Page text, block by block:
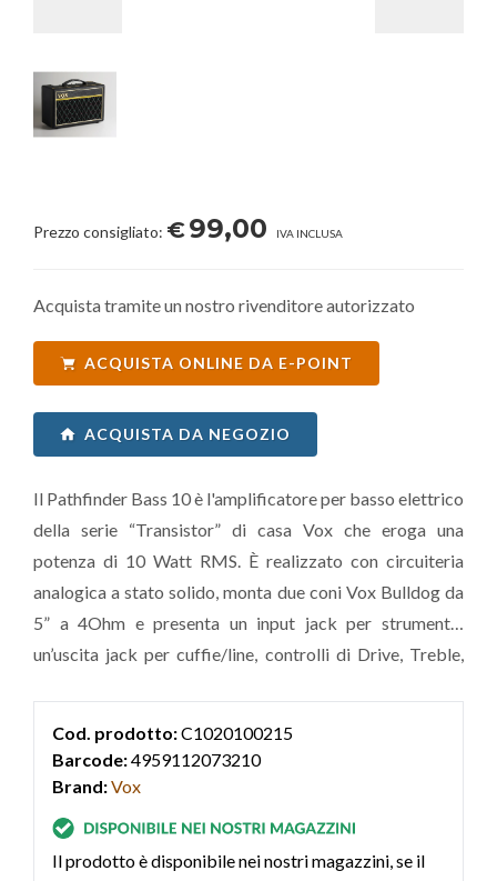
Prezzo consigliato: €99,00 IVA INCLUSA
Acquista tramite un nostro rivenditore autorizzato
ACQUISTA ONLINE DA E-POINT
ACQUISTA DA NEGOZIO
Il Pathfinder Bass 10 è l'amplificatore per basso elettrico
della serie “Transistor” di casa Vox che eroga una
potenza di 10 Watt RMS. È realizzato con circuiteria
analogica a stato solido, monta due coni Vox Bulldog da
5” a 4Ohm e presenta un input jack per strumento,
un’uscita jack per cuffie/line, controlli di Drive, Treble,
Cod. prodotto:C1020100215
Barcode:4959112073210
Brand:Vox
Il prodotto è disponibile nei nostri magazzini, se il